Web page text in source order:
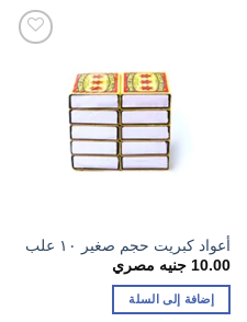
أعواد كبريت حجم صغير ١٠ علب
10.00جنيه مصري
إضافة إلى السلة